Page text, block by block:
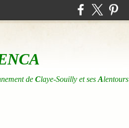
de Claye-Souilly et ses Alentours